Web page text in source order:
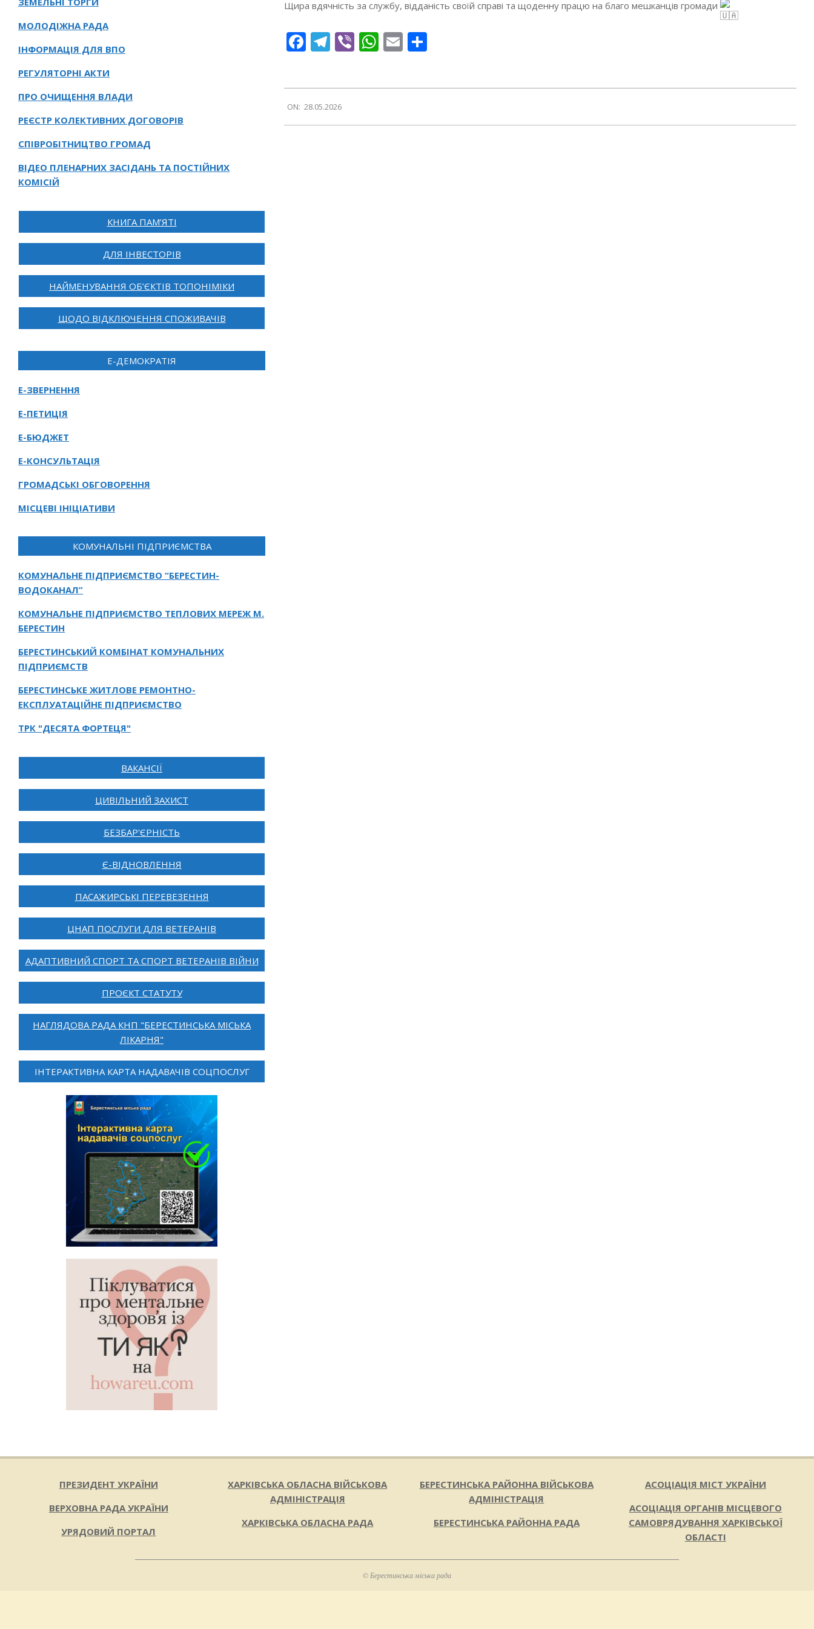
Щира вдячність за службу, відданість своїй справі та щоденну працю на благо мешканців громади
Facebook
Telegram
ViberWhatsApp
Email
05-
28
ON: 28.05.2026
МОЛОДІЖНА РАДА
ІНФОРМАЦІЯ ДЛЯ ВПО
РЕГУЛЯТОРНІ АКТИ
ПРО ОЧИЩЕННЯ ВЛАДИ
РЕЄСТР КОЛЕКТИВНИХ ДОГОВОРІВ
СПІВРОБІТНИЦТВО ГРОМАД
ВІДЕО ПЛЕНАРНИХ ЗАСІДАНЬ ТА ПОСТІЙНИХ
КОМІСІЙ
КНИГА ПАМ’ЯТІ
ДЛЯ ІНВЕСТОРІВ
НАЙМЕНУВАННЯ ОБ’ЄКТІВ ТОПОНІМІКИ
ЩОДО ВІДКЛЮЧЕННЯ СПОЖИВАЧІВ
Е-ДЕМОКРАТІЯ
Е-ЗВЕРНЕННЯ
Е-ПЕТИЦІЯ
Е-БЮДЖЕТ
Е-КОНСУЛЬТАЦІЯ
ГРОМАДСЬКІ ОБГОВОРЕННЯ
МІСЦЕВІ ІНІЦІАТИВИ
КОМУНАЛЬНІ ПІДПРИЄМСТВА
КОМУНАЛЬНЕ ПІДПРИЄМСТВО “БЕРЕСТИН-
ВОДОКАНАЛ”
КОМУНАЛЬНЕ ПІДПРИЄМСТВО ТЕПЛОВИХ МЕРЕЖ М.
БЕРЕСТИН
БЕРЕСТИНСЬКИЙ КОМБІНАТ КОМУНАЛЬНИХ
ПІДПРИЄМСТВ
БЕРЕСТИНСЬКЕ ЖИТЛОВЕ РЕМОНТНО-
ЕКСПЛУАТАЦІЙНЕ ПІДПРИЄМСТВО
ТРК "ДЕСЯТА ФОРТЕЦЯ"
ВАКАНСІЇ
ЦИВІЛЬНИЙ ЗАХИСТ
БЕЗБАР'ЄРНІСТЬ
Є-ВІДНОВЛЕННЯ
ПАСАЖИРСЬКІ ПЕРЕВЕЗЕННЯ
ЦНАП ПОСЛУГИ ДЛЯ ВЕТЕРАНІВ
АДАПТИВНИЙ СПОРТ ТА СПОРТ ВЕТЕРАНІВ ВІЙНИ
ПРОЄКТ СТАТУТУ
НАГЛЯДОВА РАДА КНП "БЕРЕСТИНСЬКА МІСЬКА
ЛІКАРНЯ"
ІНТЕРАКТИВНА КАРТА НАДАВАЧІВ СОЦПОСЛУГ
ПРЕЗИДЕНТ УКРАЇНИ
ВЕРХОВНА РАДА УКРАЇНИ
УРЯДОВИЙ ПОРТАЛ
ХАРКІВСЬКА ОБЛАСНА ВІЙСЬКОВА
АДМІНІСТРАЦІЯ
ХАРКІВСЬКА ОБЛАСНА РАДА
БЕРЕСТИНСЬКА РАЙОННА ВІЙСЬКОВА
АДМІНІСТРАЦІЯ
БЕРЕСТИНСЬКА РАЙОННА РАДА
АСОЦІАЦІЯ МІСТ УКРАЇНИ
АСОЦІАЦІЯ ОРГАНІВ МІСЦЕВОГО
САМОВРЯДУВАННЯ ХАРКІВСЬКОЇ
ОБЛАСТІ
© Берестинська міська рада